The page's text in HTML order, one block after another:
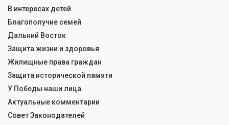
В интересах детей
Благополучие семей
Дальний Восток
Защита жизни и здоровья
Жилищные права граждан
Защита исторической памяти
У Победы наши лица
Актуальные комментарии
Совет Законодателей